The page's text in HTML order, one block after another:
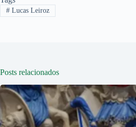
#Lucas Leiroz
Posts relacionados